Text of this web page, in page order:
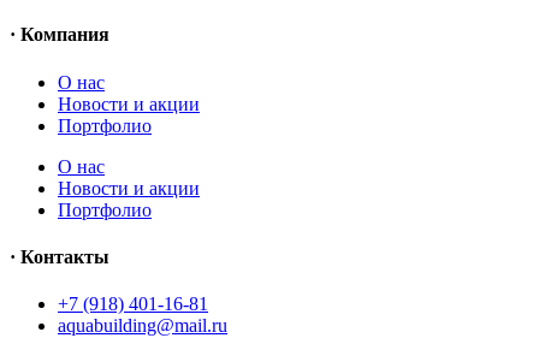
· Компания
O нас
Новости и акции
Портфолио
O нас
Новости и акции
Портфолио
· Контакты
+7 (918) 401-16-81
aquabuilding@mail.ru